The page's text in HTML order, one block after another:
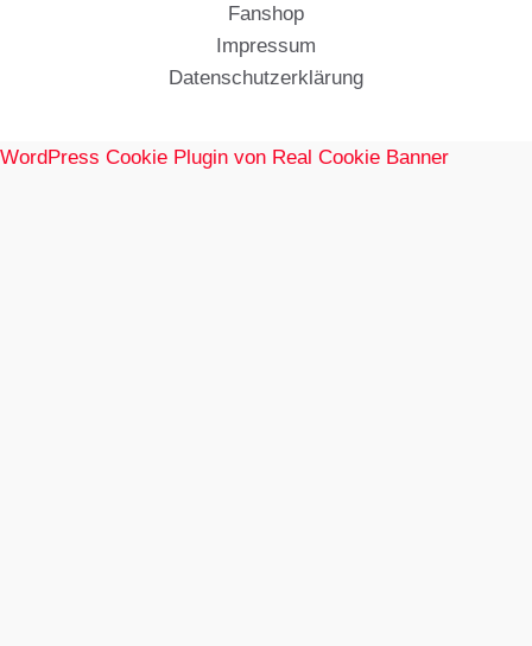
Fanshop
Impressum
Datenschutzerklärung
WordPress Cookie Plugin von Real Cookie Banner